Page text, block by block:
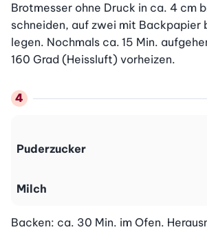
Brotmesser ohne Druck in ca. 4 cm
schneiden, auf zwei mit Backpapier
legen. Nochmals ca. 15 Min.
160 Grad (Heissluft) vorheizen.
Puderzucker
Milch
Backen: ca. 30 Min. im Ofen.